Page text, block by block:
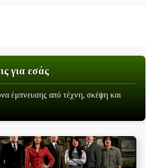
για εσάς
έμπνευσης από τέχνη, σκέψη και